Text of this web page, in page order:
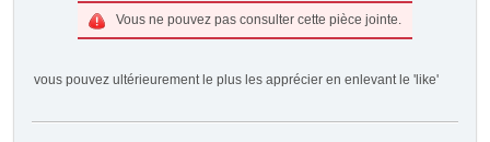
Vous ne pouvez pas consulter cette pièce jointe.
vous pouvez ultérieurement le plus les apprécier en enlevant le 'like'